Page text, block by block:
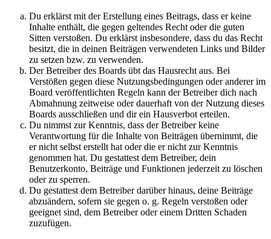
Du erklärst mit der Erstellung eines Beitrags, dass er keine
Inhalte enthält, die gegen geltendes Recht oder die guten
Sitten verstoßen. Du erklärst insbesondere, dass du das Recht
besitzt, die in deinen Beiträgen verwendeten Links und Bilder
zu setzen bzw. zu verwenden.
Der Betreiber des Boards übt das Hausrecht aus. Bei
Verstößen gegen diese Nutzungsbedingungen oder anderer im
Board veröffentlichten Regeln kann der Betreiber dich nach
Abmahnung zeitweise oder dauerhaft von der Nutzung dieses
Boards ausschließen und dir ein Hausverbot erteilen.
Du nimmst zur Kenntnis, dass der Betreiber keine
Verantwortung für die Inhalte von Beiträgen übernimmt, die
er nicht selbst erstellt hat oder die er nicht zur Kenntnis
genommen hat. Du gestattest dem Betreiber, dein
Benutzerkonto, Beiträge und Funktionen jederzeit zu löschen
oder zu sperren.
Du gestattest dem Betreiber darüber hinaus, deine Beiträge
abzuändern, sofern sie gegen o. g. Regeln verstoßen oder
geeignet sind, dem Betreiber oder einem Dritten Schaden
zuzufügen.